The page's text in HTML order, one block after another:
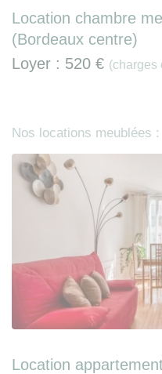
Location chambre
(Bordeaux centre)
Loyer : 520 € (charges
Nos locations meublées
Location